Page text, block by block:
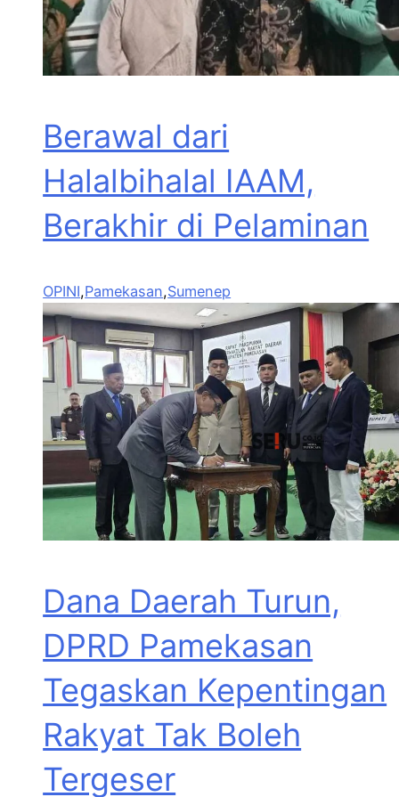
Berawal dari
Halalbihalal IAAM,
Berakhir di Pelaminan
OPINI,Pamekasan,Sumenep
Dana Daerah Turun,
DPRD Pamekasan
Tegaskan Kepentingan
Rakyat Tak Boleh
Tergeser